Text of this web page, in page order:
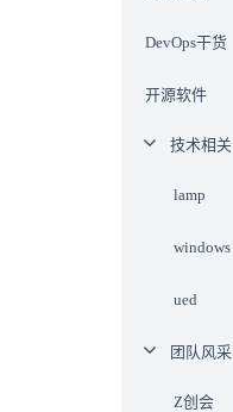
DevOps干货
开源软件
技术相关
lamp
windows
ued
团队风采
Z创会